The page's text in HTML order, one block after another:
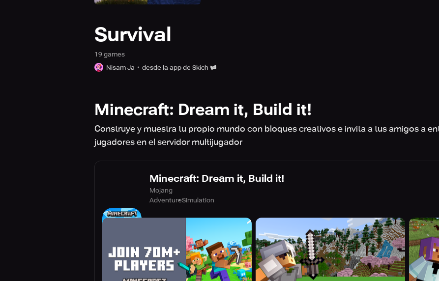
Survival
19 games
Nisam Ja
desde la app de Skich
Minecraft: Dream it, Build it!
Construye y muestra tu propio mundo con bloques creativos e invita a tus amigos a
jugadores en el servidor multijugador
Minecraft: Dream it, Build it!
Mojang
AdventureSimulation